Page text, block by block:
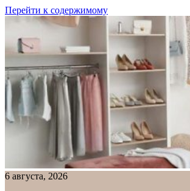
Перейти к содержимому
6 августа, 2026